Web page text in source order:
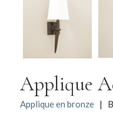
Applique
Applique en bronze|